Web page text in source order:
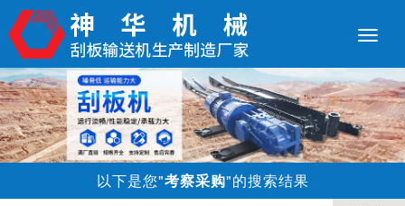
以下是您"考察采购"的搜索结果